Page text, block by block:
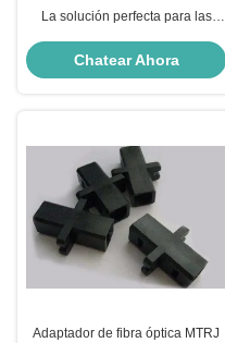
La solución perfecta para las
Chatear Ahora
Adaptador de fibra óptica MTRJ